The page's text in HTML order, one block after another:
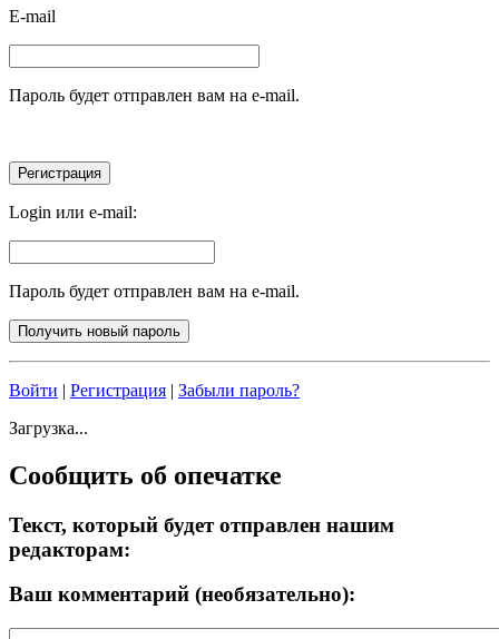
E-mail
Пароль будет отправлен вам на e-mail.
Login или e-mail:
Пароль будет отправлен вам на e-mail.
Войти | Регистрация | Забыли пароль?
Загрузка...
Сообщить об опечатке
Текст, который будет отправлен нашим
редакторам:
Ваш комментарий (необязательно):